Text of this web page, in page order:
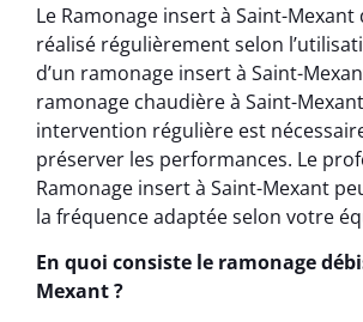
Le Ramonage insert à Saint-
réalisé régulièrement selon
d’un ramonage insert à Saint-
ramonage chaudière à Saint-
intervention régulière est
préserver les performances. Le
Ramonage insert à Saint-Mexant
la fréquence adaptée selon votre
En quoi consiste le ramonage
Mexant ?